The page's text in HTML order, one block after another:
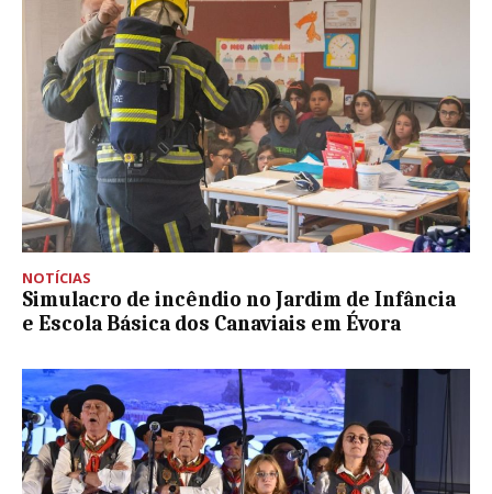
NOTÍCIAS
Simulacro de incêndio no Jardim de Infância
e Escola Básica dos Canaviais em Évora